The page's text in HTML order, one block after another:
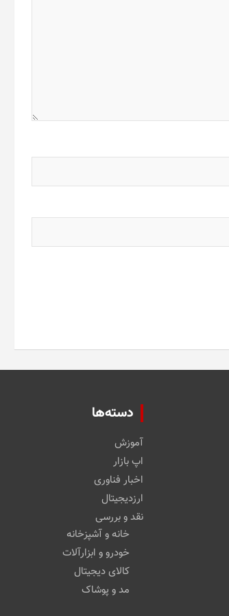
دسته‌ها
آموزش
اپ بازار
اخبار فناوری
ارزدیجیتال
نقد و بررسی
خانه و آشپزخانه
خودرو و ابزارآلات
کالای دیجیتال
مد و پوشاک